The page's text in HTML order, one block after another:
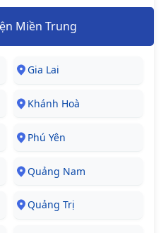
Miền Trung
Gia Lai
Khánh Hoà
Phú Yên
Quảng Nam
Quảng Trị